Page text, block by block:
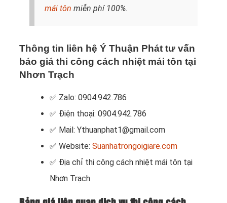
mái tôn miễn phí 100%.
Thông tin liên hệ Ý Thuận Phát tư vấn
báo giá thi công cách nhiệt mái tôn tại
Nhơn Trạch
✅ Zalo: 0904.942.786
✅ Điện thoại: 0904.942.786
✅ Mail: Ythuanphat1@gmail.com
✅ Website: Suanhatrongoigiare.com
✅ Địa chỉ thi công cách nhiệt mái tôn tại
Nhơn Trạch